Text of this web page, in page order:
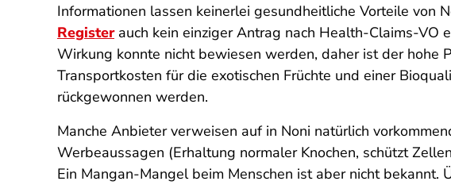
Informationen lassen keinerlei gesundheitliche Vorteile von
Registerauch kein einziger Antrag nach Health-Claims-VO
Wirkung konnte nicht bewiesen werden, daher ist der
Transportkosten für die exotischen Früchte und einer
rückgewonnen werden.
Manche Anbieter verweisen auf in Noni natürlich
Werbeaussagen (Erhaltung normaler Knochen, schützt
Ein Mangan-Mangel beim Menschen ist aber nicht bekannt.